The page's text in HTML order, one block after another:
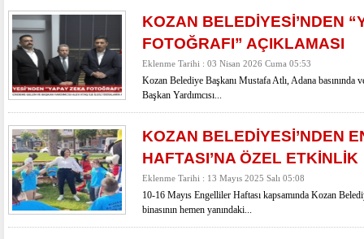
KOZAN BELEDİYESİ’NDEN
FOTOĞRAFI” AÇIKLAMASI
Eklenme Tarihi : 03 Nisan 2026 Cuma 05:53
Kozan Belediye Başkanı Mustafa Atlı, Adana basınında
Başkan Yardımcısı...
KOZAN BELEDİYESİ’NDEN
HAFTASI’NA ÖZEL ETKİNLİK
Eklenme Tarihi : 13 Mayıs 2025 Salı 05:08
10-16 Mayıs Engelliler Haftası kapsamında Kozan
binasının hemen yanındaki...